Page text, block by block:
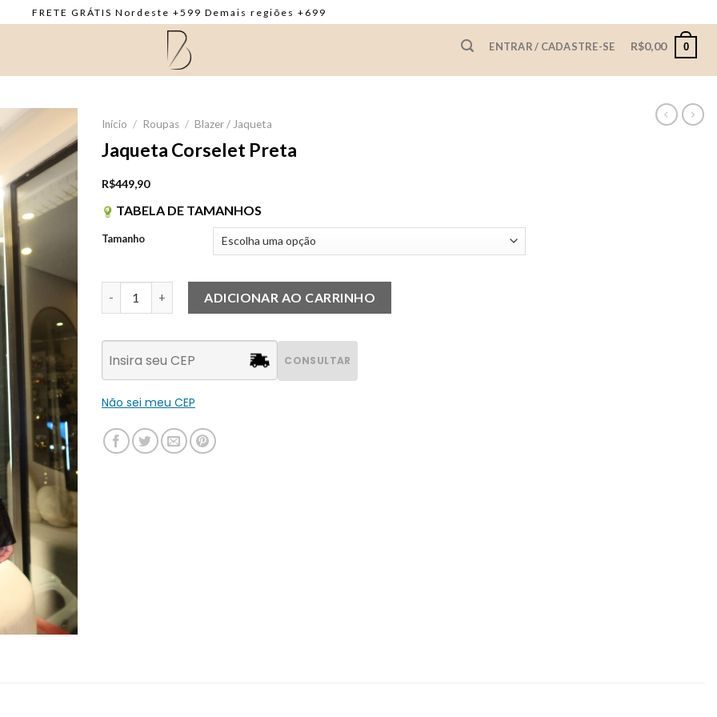
FRETE GRÁTIS Nordeste +599 Demais regiões +699
ENTRAR / CADASTRE-SE R$0,00 0
Início / Roupas / Blazer / Jaqueta
Jaqueta Corselet Preta
R$449,90
TABELA DE TAMANHOS
Tamanho
ADICIONAR AO CARRINHO
CONSULTAR
Não sei meu CEP